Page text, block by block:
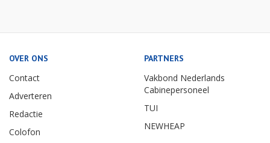
OVER ONS
Contact
Adverteren
Redactie
Colofon
PARTNERS
Vakbond Nederlands
Cabinepersoneel
TUI
NEWHEAP